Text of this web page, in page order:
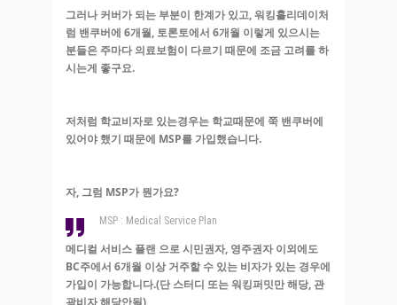
그러나 커버가 되는 부분이 한계가 있고, 워킹홀리데이처
럼 밴쿠버에 6개월, 토론토에서 6개월 이렇게 있으시는
분들은 주마다 의료보험이 다르기 때문에 조금 고려를 하
시는게 좋구요.
저처럼 학교비자로 있는경우는 학교때문에 쭉 밴쿠버에
있어야 했기 때문에 MSP를 가입했습니다.
자, 그럼 MSP가 뭔가요?
MSP : Medical Service Plan
메디컬 서비스 플랜 으로 시민권자, 영주권자 이외에도
BC주에서 6개월 이상 거주할 수 있는 비자가 있는 경우에
가입이 가능합니다.(단 스터디 또는 워킹퍼밋만 해당, 관